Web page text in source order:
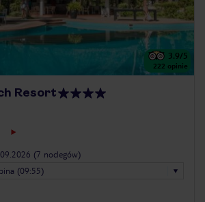
3.9/5
222 opinie
Resort
(7 noclegów)
(09:55)